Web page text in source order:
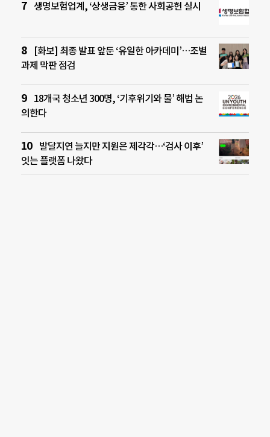
생명보험업계, ‘상생금융’ 통한 사회공헌 실시
[화보] 최종 발표 앞둔 ‘유일한 아카데미’…조별
과제 막판 점검
18개국 청소년 300명, ‘기후위기와 물’ 해법 논
의한다
발달지연 늘지만 지원은 제각각…‘검사 이후’
잇는 플랫폼 나왔다